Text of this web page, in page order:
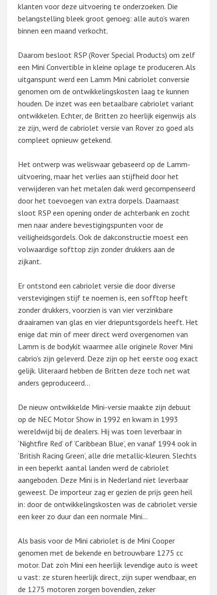
klanten voor deze uitvoering te onderzoeken. Die
belangstelling bleek groot genoeg: alle auto’s waren
binnen een maand verkocht.
Daarom besloot RSP (Rover Special Products) om zelf
een Mini Convertible in kleine oplage te produceren. Als
uitganspunt werd een Lamm Mini cabriolet conversie
genomen om de ontwikkelingskosten laag te kunnen
houden. De inzet was een betaalbare cabriolet variant
ontwikkelen. Echter, de Britten zo heerlijk eigenwijs als
ze zijn, werd de cabriolet versie van Rover zo goed als
compleet opnieuw getekend.
Het ontwerp was weliswaar gebaseerd op de Lamm-
uitvoering, maar het verlies aan stijfheid door het
verwijderen van het metalen dak werd gecompenseerd
door het toevoegen van extra dorpels. Daarnaast
sloot RSP een opening onder de achterbank en zocht
men naar andere bevestigingspunten voor de
veiligheidsgordels. Ook de dakconstructie moest een
volwaardige softtop zijn zonder drukkers aan de
zijkant.
Er ontstond een cabriolet versie die door diverse
verstevigingen stijf te noemen is, een sofftop heeft
zonder drukkers, voorzien is van vier verzinkbare
draairamen van glas en vier driepuntsgordels heeft. Het
enige dat min of meer direct werd overgenomen van
Lamm is de bodykit waarmee alle originele Rover Mini
cabrio’s zijn geleverd. Deze zijn op het eerste oog exact
gelijk. Uiteraard hebben de Britten deze toch net wat
anders geproduceerd...
De nieuw ontwikkelde Mini-versie maakte zijn debuut
op de NEC Motor Show in 1992 en kwam in 1993
wereldwijd bij de dealers. Hij was toen leverbaar in
‘Nightfire Red’ of ‘Caribbean Blue’, en vanaf 1994 ook in
‘British Racing Green’, alle drie metallic-kleuren. Slechts
in een beperkt aantal landen werd de cabriolet
aangeboden. Deze Mini is in Nederland niet leverbaar
geweest. De importeur zag er gezien de prijs geen heil
in: door de ontwikkelingskosten was de cabriolet versie
een keer zo duur dan een normale Mini…
Als basis voor de Mini cabriolet is de Mini Cooper
genomen met de bekende en betrouwbare 1275 cc
motor. Dat zo’n Mini een heerlijk levendige auto is weet
u vast: ze sturen heerlijk direct, zijn super wendbaar, en
de 1275 motoren zorgen bovendien, zeker